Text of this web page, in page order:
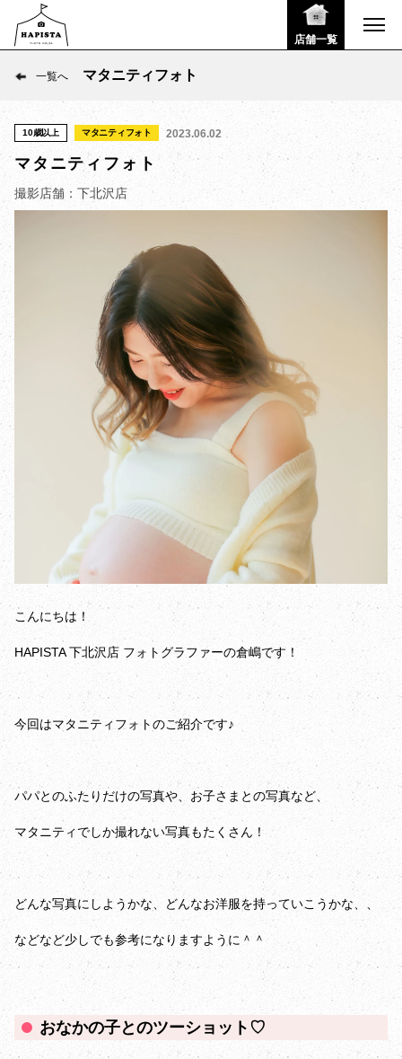
店舗一覧
一覧へ マタニティフォト
10歳以上 マタニティフォト 2023.06.02
マタニティフォト
撮影店舗：下北沢店
こんにちは！
HAPISTA 下北沢店 フォトグラファーの倉嶋です！
今回はマタニティフォトのご紹介です♪
パパとのふたりだけの写真や、お子さまとの写真など、
マタニティでしか撮れない写真もたくさん！
どんな写真にしようかな、どんなお洋服を持っていこうかな、、
などなど少しでも参考になりますように＾＾
おなかの子とのツーショット♡